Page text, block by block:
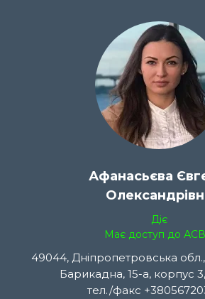
Афанасьєва
Діє
Має доступ до
49044, Дніпропетровська
Барикадна, 15-а, корпус 3,
тел./факс